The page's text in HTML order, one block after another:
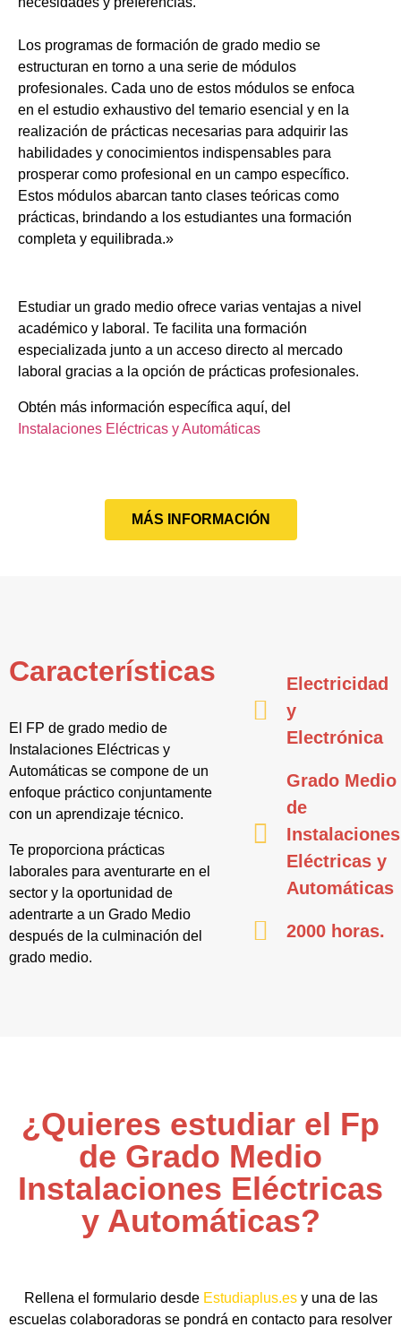
Los programas de formación de grado medio se
estructuran en torno a una serie de módulos
profesionales. Cada uno de estos módulos se enfoca
en el estudio exhaustivo del temario esencial y en la
realización de prácticas necesarias para adquirir las
habilidades y conocimientos indispensables para
prosperar como profesional en un campo específico.
Estos módulos abarcan tanto clases teóricas como
prácticas, brindando a los estudiantes una formación
completa y equilibrada.»
Estudiar un grado medio ofrece varias ventajas a nivel
académico y laboral. Te facilita una formación
especializada junto a un acceso directo al mercado
laboral gracias a la opción de prácticas profesionales.
Obtén más información específica aquí, del
Instalaciones Eléctricas y Automáticas
MÁS INFORMACIÓN
Características
El FP de grado medio de
Instalaciones Eléctricas y
Automáticas se compone de un
enfoque práctico conjuntamente
con un aprendizaje técnico.
Te proporciona prácticas
laborales para aventurarte en el
sector y la oportunidad de
adentrarte a un Grado Medio
después de la culminación del
grado medio.
Electricidad
y
Electrónica
Grado Medio
de
Instalaciones
Eléctricas y
Automáticas
2000 horas.
¿Quieres estudiar el Fp
de Grado Medio
Instalaciones Eléctricas
y Automáticas?
Rellena el formulario desde Estudiaplus.esy una de las
escuelas colaboradoras se pondrá en contacto para resolver